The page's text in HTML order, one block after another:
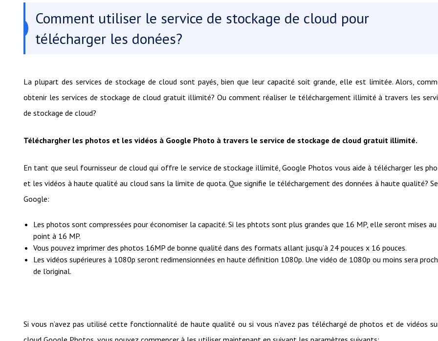
Comment utiliser le service de stockage de cloud pour
télécharger les donées?
La plupart des services de stockage de cloud sont payés, bien que leur capacité soit grande, elle est limitée. Alors,
obtenir les services de stockage de cloud gratuit illimité? Ou comment réaliser le téléchargement illimité à travers les
de stockage de cloud?
Téléchargher les photos et les vidéos à Google Photo à travers le service de stockage de cloud gratuit illimité.
En tant que seul fournisseur de cloud qui offre le service de stockage illimité, Google Photos vous aide à télécharger les
et les vidéos à haute qualité au cloud sans la limite de quota. Que signifie le téléchargement des données à haute qualité?
Google:
Les photos sont compressées pour économiser la capacité. Si les phtots sont plus grandes que 16 MP, elle seront mises au
point à 16 MP.
Vous pouvez imprimer des photos 16MP de bonne qualité dans des formats allant jusqu’à 24 pouces x 16 pouces.
Les vidéos supérieures à 1080p seront redimensionnées en haute définition 1080p. Une vidéo de 1080p ou moins sera
de l'original.
Si vous n’avez pas utilisé cette fonctionnalité de haute qualité ou si vous n’avez pas téléchargé de photos et de vidéos